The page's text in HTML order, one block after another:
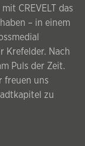
CREVELT das
– in einem
Krefelder. Nach
Puls der Zeit.
freuen uns
zu